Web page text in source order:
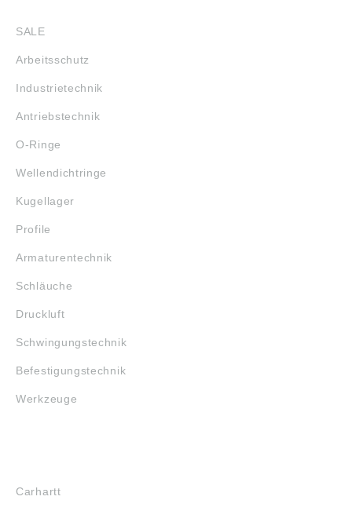
SALE
Arbeitsschutz
Industrietechnik
Antriebstechnik
O-Ringe
Wellendichtringe
Kugellager
Profile
Armaturentechnik
Schläuche
Druckluft
Schwingungstechnik
Befestigungstechnik
Werkzeuge
Carhartt